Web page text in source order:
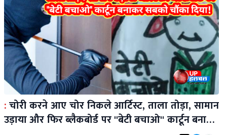
:चोरी करने आए चोर निकले आर्टिस्ट, ताला तोड़ा, सामान
उड़ाया और फिर ब्लैकबोर्ड पर ''बेटी बचाओ'' कार्टून बनाकर